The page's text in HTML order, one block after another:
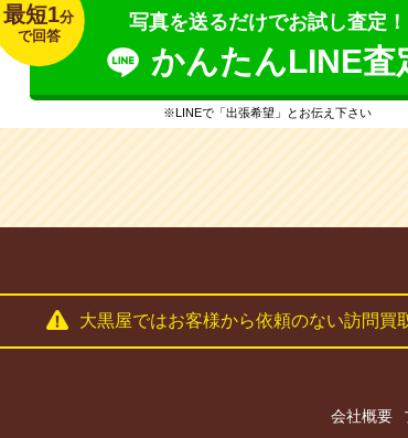
写真を送るだけでお試し査定！
かんたんLINE査
最短1分
で回答
※LINEで「出張希望」とお伝え下さい
大黒屋ではお客様から依頼のない訪問買
会社概要